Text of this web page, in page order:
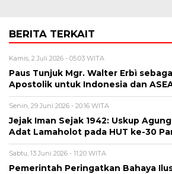
BERITA TERKAIT
Kamis, 2 Juli 2026 - 05:03 WITA
Paus Tunjuk Mgr. Walter Erbì
Apostolik untuk Indonesia dan
Senin, 29 Juni 2026 - 20:16 WITA
Jejak Iman Sejak 1942: Uskup
Adat Lamaholot pada HUT ke-30
Sabtu, 13 Juni 2026 - 11:20 WITA
Pemerintah Peringatkan Bahaya